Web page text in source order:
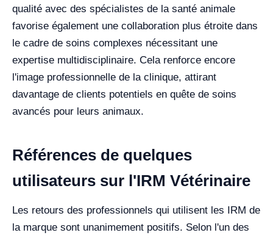
qualité avec des spécialistes de la santé animale
favorise également une collaboration plus étroite dans
le cadre de soins complexes nécessitant une
expertise multidisciplinaire. Cela renforce encore
l'image professionnelle de la clinique, attirant
davantage de clients potentiels en quête de soins
avancés pour leurs animaux.
Références de quelques
utilisateurs sur l'IRM Vétérinaire
Les retours des professionnels qui utilisent les IRM de
la marque sont unanimement positifs. Selon l'un des